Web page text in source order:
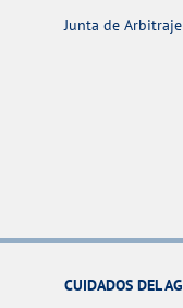
Junta de Arbitraje
CUIDADOS DEL